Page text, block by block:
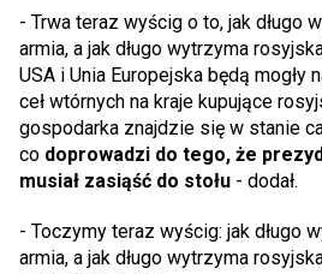
- Trwa teraz wyścig o to, jak długo
armia, a jak długo wytrzyma
USA i Unia Europejska będą mogły
ceł wtórnych na kraje kupujące
gospodarka znajdzie się w stanie
co doprowadzi do tego, że
musiał zasiąść do stołu - dodał.
- Toczymy teraz wyścig: jak długo
armia, a jak długo wytrzyma